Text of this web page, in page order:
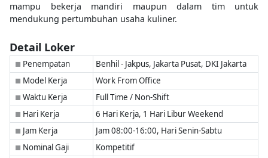
mampu bekerja mandiri maupun dalam tim untuk
mendukung pertumbuhan usaha kuliner.
Detail Loker
■ Penempatan Benhil - Jakpus, Jakarta Pusat, DKI Jakarta
■ Model Kerja Work From Office
■ Waktu Kerja Full Time / Non-Shift
■ Hari Kerja 6 Hari Kerja, 1 Hari Libur Weekend
■ Jam Kerja Jam 08:00-16:00, Hari Senin-Sabtu
■ Nominal Gaji Kompetitif